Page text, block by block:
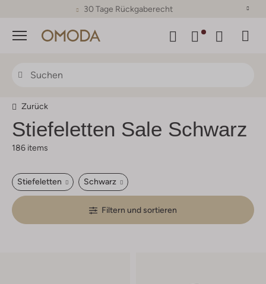
30 Tage Rückgaberecht
Menü
Zurück
Stiefeletten Sale Schwarz
186 items
Stiefeletten Schwarz
Filtern und sortieren